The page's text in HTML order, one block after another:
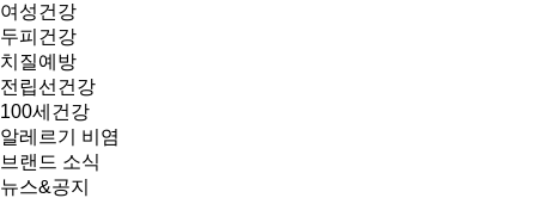
여성건강
두피건강
치질예방
전립선건강
100세건강
알레르기 비염
브랜드 소식
뉴스&공지